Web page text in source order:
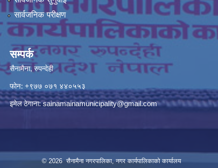
सार्वजनिक परीक्षण
सम्पर्क
सैनामैना, रुपन्देही
फोन: +९७७ ०७१ ४४०५५३
इमेल ठेगाना:sainamainamunicipality@gmail.com
© 2026 सैनामैना नगरपालिका, नगर कार्यपालिकाको कार्यालय